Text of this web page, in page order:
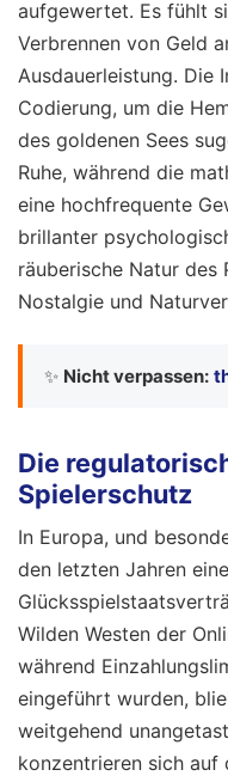
aufgewertet. Es fühlt
Verbrennen von Geld
Ausdauerleistung. Die
Codierung, um die
des goldenen Sees
Ruhe, während die
eine hochfrequente
brillanter
räuberische Natur des
Nostalgie und
✨ Nicht verpassen:
Die
Spielerschutz
In Europa, und
den letzten Jahren
Wilden Westen der
während
eingeführt wurden,
weitgehend
konzentrieren sich auf